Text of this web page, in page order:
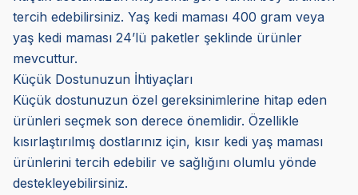
tercih edebilirsiniz. Yaş kedi maması 400 gram veya
yaş kedi maması 24’lü paketler şeklinde ürünler
mevcuttur.
Küçük Dostunuzun İhtiyaçları
Küçük dostunuzun özel gereksinimlerine hitap eden
ürünleri seçmek son derece önemlidir. Özellikle
kısırlaştırılmış dostlarınız için, kısır kedi yaş maması
ürünlerini tercih edebilir ve sağlığını olumlu yönde
destekleyebilirsiniz.